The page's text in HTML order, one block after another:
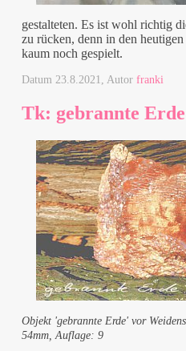
gestalteten. Es ist wohl richtig
zu rücken, denn in den
kaum noch gespielt.
Datum 23.8.2021 , Autorfranki
Tk: gebrannte Erde
Objekt 'gebrannte Erde' vor
54mm, Auflage: 9